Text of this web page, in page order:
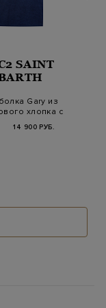
SAINT
Gary из
хлопка с
14 900 РУБ.